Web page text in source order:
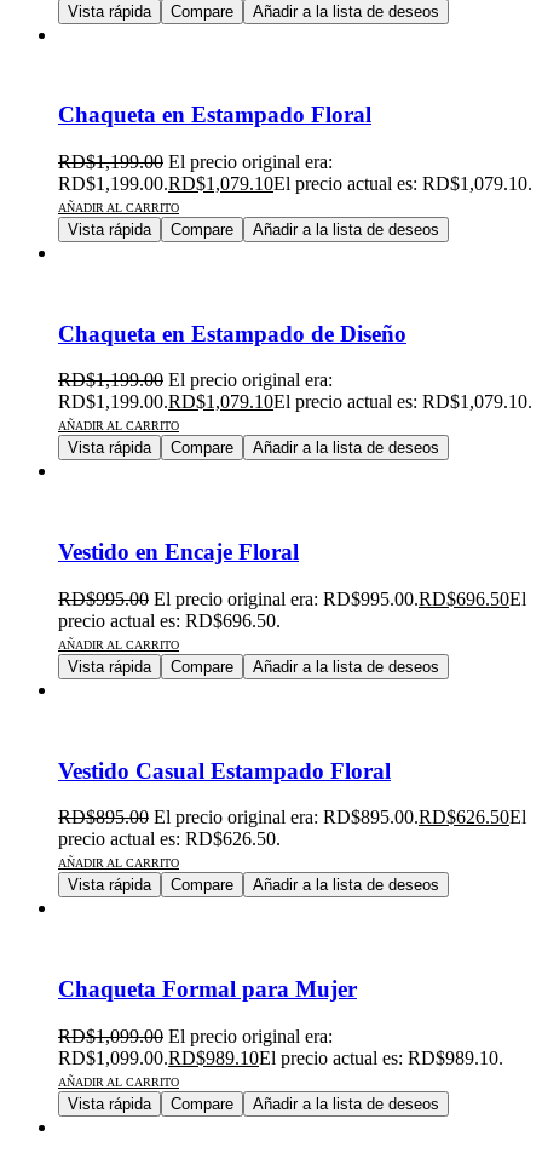
Vista rápida Compare Añadir a la lista de deseos
Chaqueta en Estampado Floral
RD$1,199.00 El precio original era:
RD$1,199.00.RD$1,079.10El precio actual es: RD$1,079.10.
AÑADIR AL CARRITO
Vista rápida Compare Añadir a la lista de deseos
Chaqueta en Estampado de Diseño
RD$1,199.00 El precio original era:
RD$1,199.00.RD$1,079.10El precio actual es: RD$1,079.10.
AÑADIR AL CARRITO
Vista rápida Compare Añadir a la lista de deseos
Vestido en Encaje Floral
RD$995.00 El precio original era: RD$995.00.RD$696.50El
precio actual es: RD$696.50.
AÑADIR AL CARRITO
Vista rápida Compare Añadir a la lista de deseos
Vestido Casual Estampado Floral
RD$895.00 El precio original era: RD$895.00.RD$626.50El
precio actual es: RD$626.50.
AÑADIR AL CARRITO
Vista rápida Compare Añadir a la lista de deseos
Chaqueta Formal para Mujer
RD$1,099.00 El precio original era:
RD$1,099.00.RD$989.10El precio actual es: RD$989.10.
AÑADIR AL CARRITO
Vista rápida Compare Añadir a la lista de deseos